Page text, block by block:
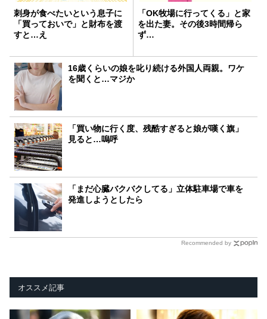
刺身が食べたいという息子に
「買っておいで」と財布を渡
すと…え
「OK牧場に行ってくる」と家
を出た妻。その後3時間帰ら
ず…
16歳くらいの娘を叱り続ける外国人両親。ワケ
を聞くと…マジか
「買い物に行く度、残酷すぎると娘が嘆く旗」
見ると…嗚呼
「まだ心臓バクバクしてる」立体駐車場で車を
発進しようとしたら
Recommended by
オススメ記事